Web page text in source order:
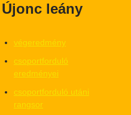
Újonc leány
végeredmény
csoportforduló
eredményei
csoportforduló utáni
rangsor